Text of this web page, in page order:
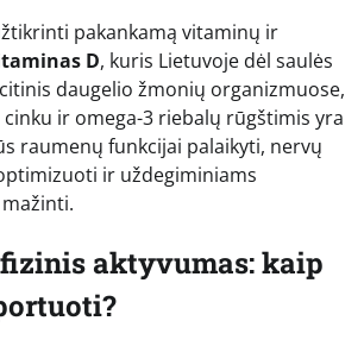
pakankamą vitaminų ir
D, kuris Lietuvoje dėl saulės
daugelio žmonių organizmuose,
ir omega-3 riebalų rūgštimis yra
raumenų funkcijai palaikyti, nervų
ir uždegiminiams
aktyvumas: kaip